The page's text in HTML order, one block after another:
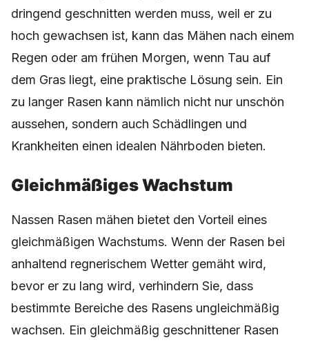
dringend geschnitten werden muss, weil er zu
hoch gewachsen ist, kann das Mähen nach einem
Regen oder am frühen Morgen, wenn Tau auf
dem Gras liegt, eine praktische Lösung sein. Ein
zu langer Rasen kann nämlich nicht nur unschön
aussehen, sondern auch Schädlingen und
Krankheiten einen idealen Nährboden bieten.
Gleichmäßiges Wachstum
Nassen Rasen mähen bietet den Vorteil eines
gleichmäßigen Wachstums. Wenn der Rasen bei
anhaltend regnerischem Wetter gemäht wird,
bevor er zu lang wird, verhindern Sie, dass
bestimmte Bereiche des Rasens ungleichmäßig
wachsen. Ein gleichmäßig geschnittener Rasen